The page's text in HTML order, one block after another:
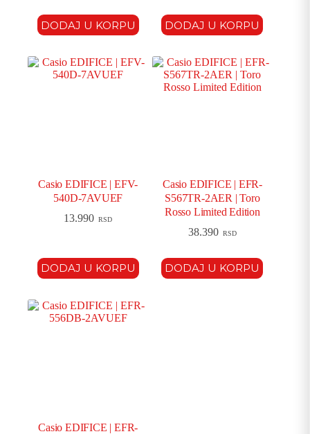
DODAJ U KORPU DODAJ U KORPU
Casio EDIFICE | EFV-
540D-7AVUEF
13.990 RSD
DODAJ U KORPU
Casio EDIFICE | EFR-
S567TR-2AER | Toro
Rosso Limited Edition
38.390 RSD
DODAJ U KORPU
Casio EDIFICE | EFR-